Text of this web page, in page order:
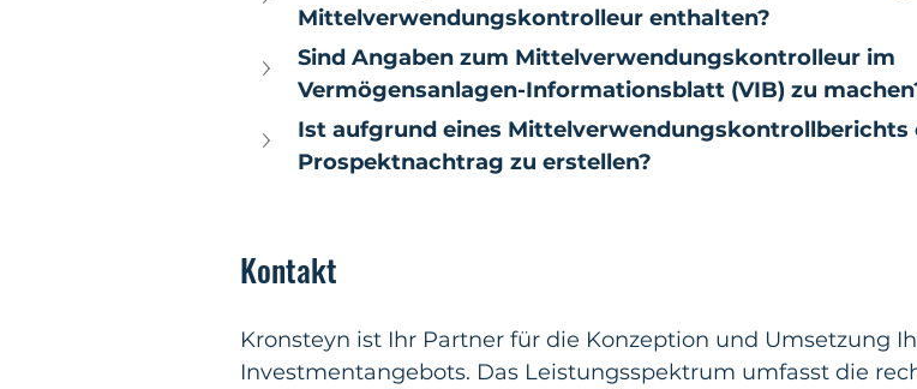
Mittelverwendungskontrolleur enthalten?
Sind Angaben zum Mittelverwendungskontrolleur im
Vermögensanlagen-Informationsblatt (VIB) zu
Ist aufgrund eines Mittelverwendungskontrollberichts
Prospektnachtrag zu erstellen?
Kontakt
Kronsteyn ist Ihr Partner für die Konzeption und Umsetzung
Investmentangebots. Das Leistungsspektrum umfasst die